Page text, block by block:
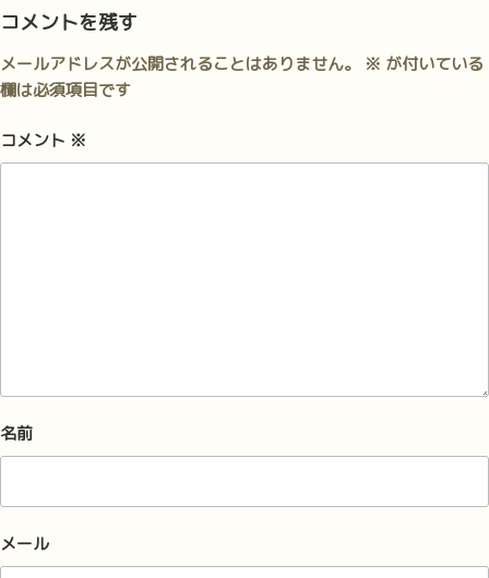
ー
コメントを残す
メールアドレスが公開されることはありません。 ※ が付いている
欄は必須項目です
コメント ※
名前
メール